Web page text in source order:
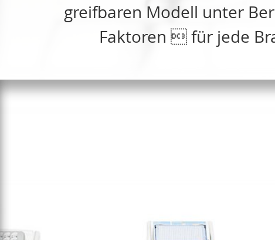
greifbaren Modell unter
Faktoren  für jede